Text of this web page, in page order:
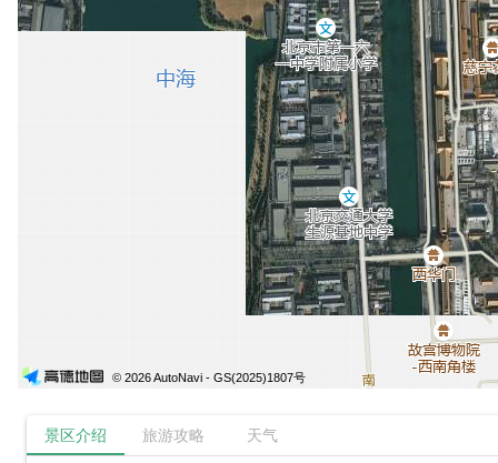
© 2026 AutoNavi - GS(2025)1807号
景区介绍 旅游攻略 天气